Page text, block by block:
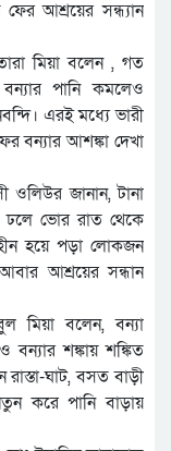
আশ্রয়ের সন্ধ্যান
মিয়া বলেন , গত
পানি কমলেও
এরই মধ্যে ভারী
বন্যার আশঙ্কা দেখা
ওলিউর জানান, টানা
ঢলে ভোর রাত থেকে
হয়ে পড়া লোকজন
আশ্রয়ের সন্ধান
মিয়া বলেন, বন্যা
বন্যার শঙ্কায় শঙ্কিত
ঘাট, বসত বাড়ী
করে পানি বাড়ায়